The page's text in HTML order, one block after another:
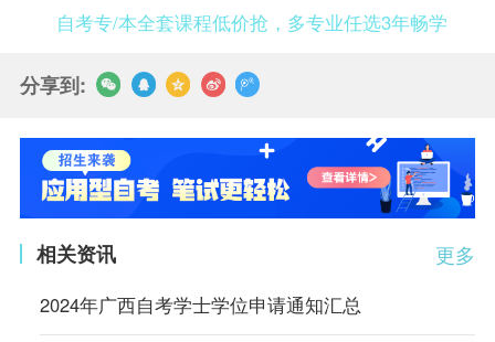
自考专/本全套课程低价抢，多专业任选3年畅学
分享到:
更多
相关资讯
2024年广西自考学士学位申请通知汇总